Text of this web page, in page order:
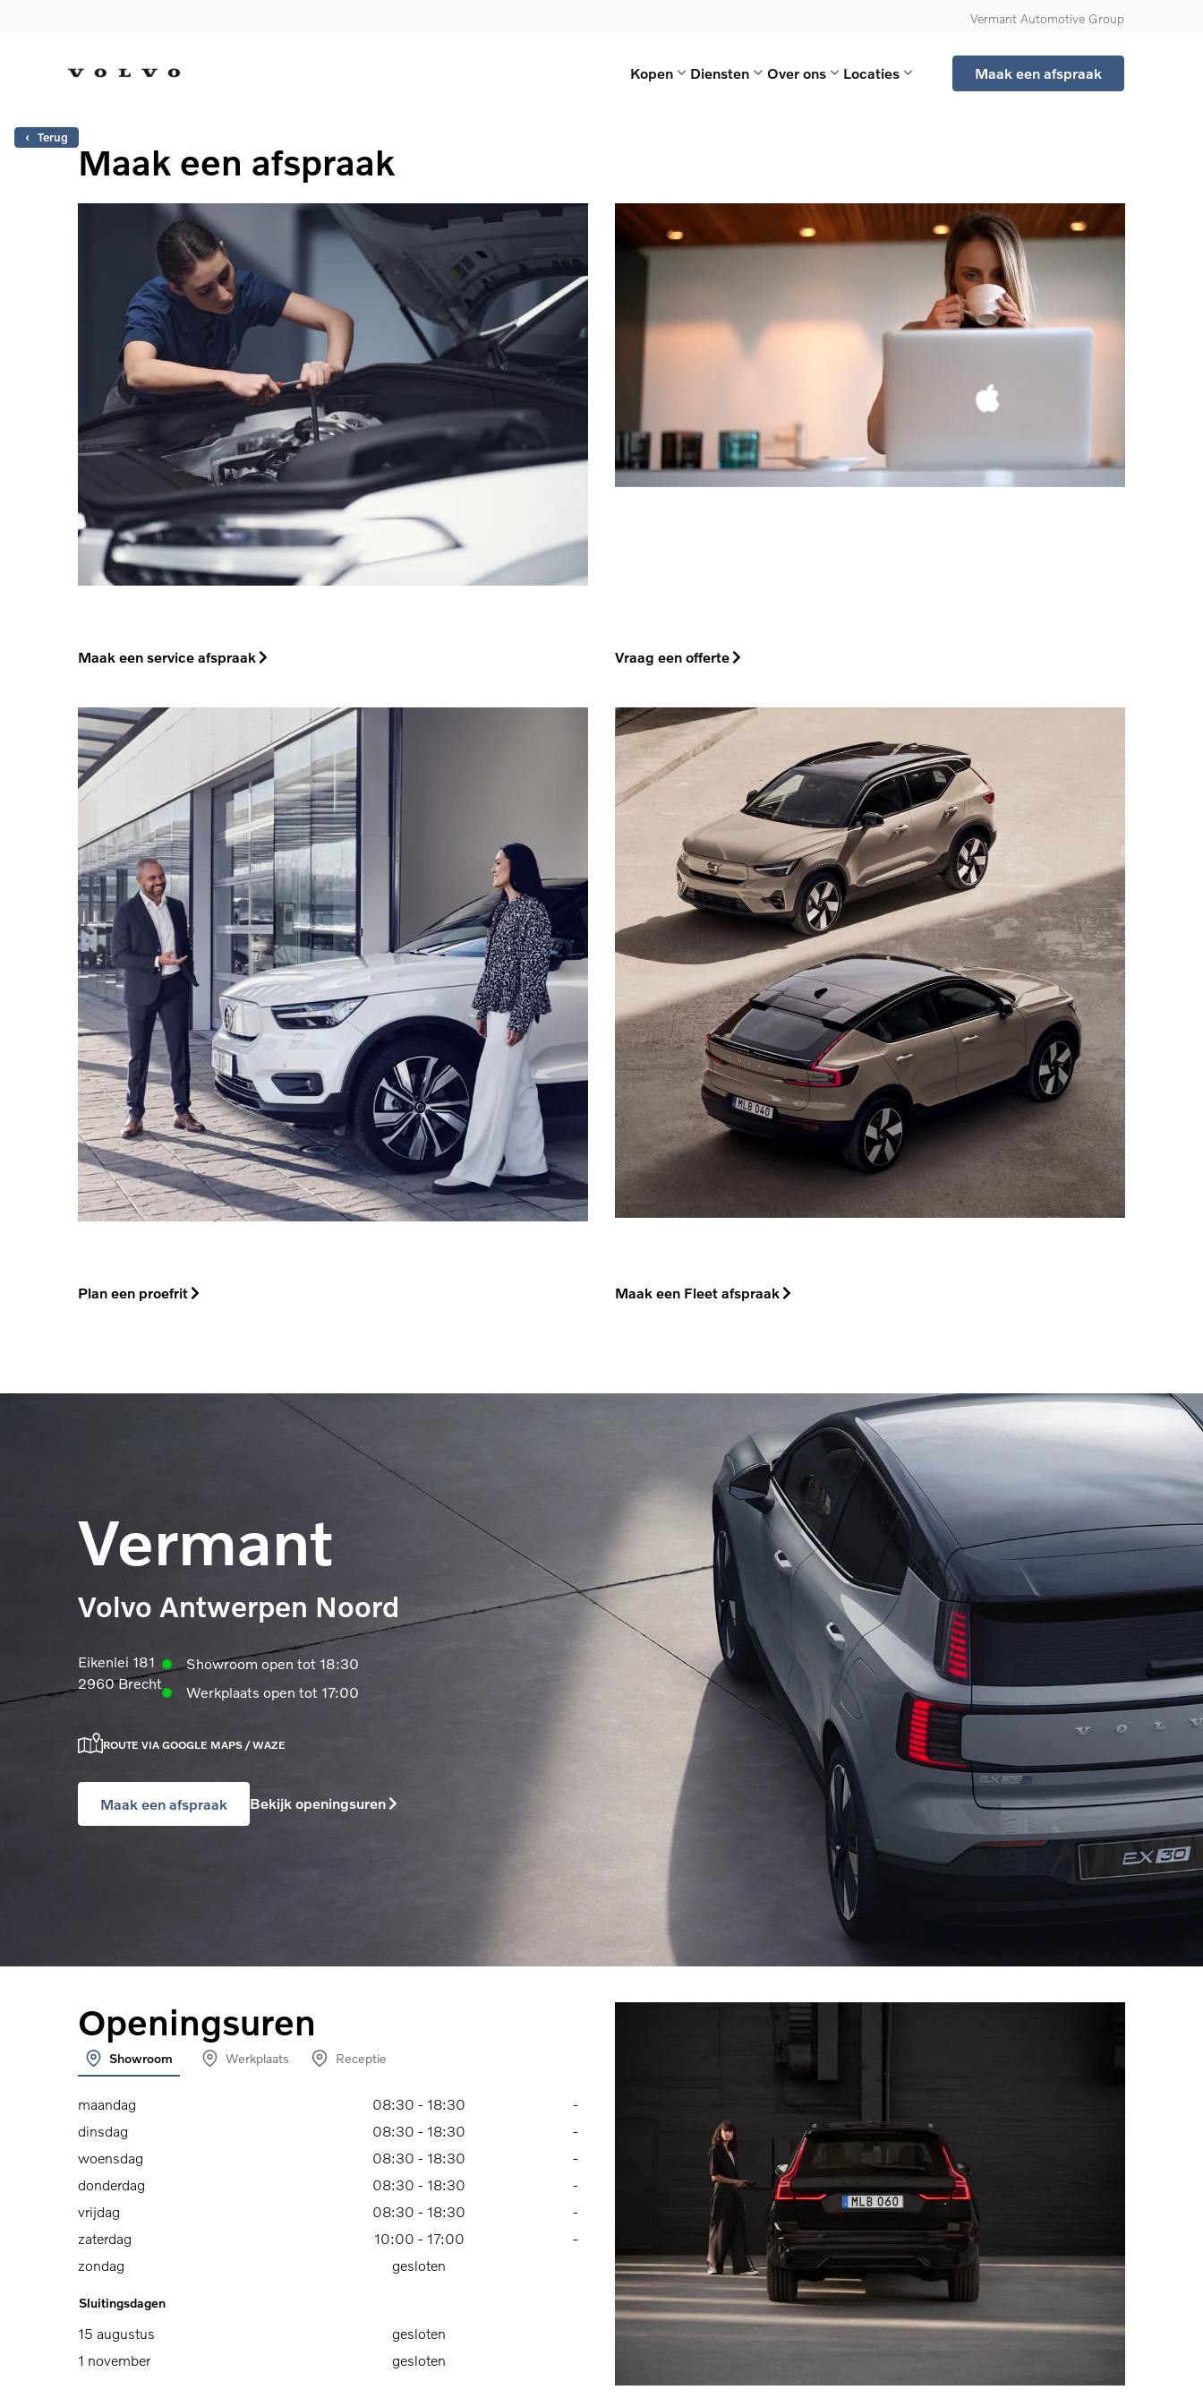
Vermant Automotive Group
Kopen Diensten Over ons Locaties Maak een afspraak
‹ Terug
Maak een afspraak
Maak een service afspraak Vraag een offerte
Plan een proefrit Maak een Fleet afspraak
Vermant
Volvo Antwerpen Noord
Eikenlei 181
2960 Brecht
Showroom open tot 18:30
Werkplaats open tot 17:00
ROUTE VIA GOOGLE MAPS / WAZE
Maak een afspraak Bekijk openingsuren
Openingsuren
Showroom Werkplaats Receptie
maandag 08:30 - 18:30
-
dinsdag
08:30 - 18:30
-
woensdag
08:30 - 18:30
-
donderdag
08:30 - 18:30
-
vrijdag
08:30 - 18:30
-
zaterdag
10:00 - 17:00
-
zondag
gesloten
Sluitingsdagen
15 augustus
gesloten
1 november
gesloten